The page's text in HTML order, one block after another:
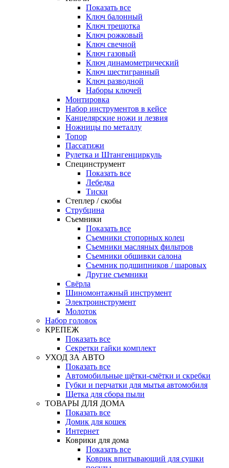
Показать все
Ключ балонный
Ключ трещотка
Ключ рожковый
Ключ свечной
Ключ газовый
Ключ динамометрический
Ключ шестигранный
Ключ разводной
Наборы ключей
Монтировка
Набор инструментов в кейсе
Канцелярские ножи и лезвия
Ножницы по металлу
Топор
Пассатижи
Рулетка и Штангенциркуль
Специнструмент
Показать все
Лебедка
Тиски
Степлер / скобы
Струбцина
Съемники
Показать все
Съемники стопорных колец
Съемники масляных фильтров
Съемники обшивки салона
Съемник подшипников / шаровых
Другие съемники
Свёрла
Шиномонтажный инструмент
Электроинструмент
Молоток
Набор головок
КРЕПЕЖ
Показать все
Секретки гайки комплект
УХОД ЗА АВТО
Показать все
Автомобильные щётки-смётки и скребки
Губки и перчатки для мытья автомобиля
Щетка для сбора пыли
ТОВАРЫ ДЛЯ ДОМА
Показать все
Домик для кошек
Интернет
Коврики для дома
Показать все
Коврик впитывающий для сушки